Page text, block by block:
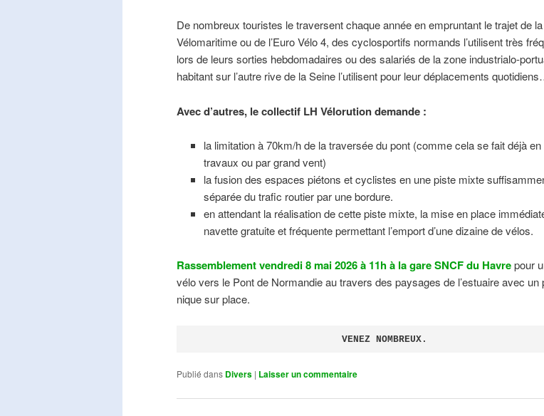
De nombreux touristes le traversent chaque année en empruntant le trajet de la
Vélomaritime ou de l’Euro Vélo 4, des cyclosportifs normands l’utilisent très
lors de leurs sorties hebdomadaires ou des salariés de la zone industrialo-
habitant sur l’autre rive de la Seine l’utilisent pour leur déplacements
Avec d’autres, le collectif LH Vélorution demande :
la limitation à 70km/h de la traversée du pont (comme cela se fait déjà en
travaux ou par grand vent)
la fusion des espaces piétons et cyclistes en une piste mixte
séparée du trafic routier par une bordure.
en attendant la réalisation de cette piste mixte, la mise en place
navette gratuite et fréquente permettant l’emport d’une dizaine de vélos.
Rassemblement vendredi 8 mai 2026 à 11h à la gare SNCF du Havrepour
vélo vers le Pont de Normandie au travers des paysages de l’estuaire avec un
nique sur place.
VENEZ NOMBREUX.
Publié dans Divers | Laisser un commentaire